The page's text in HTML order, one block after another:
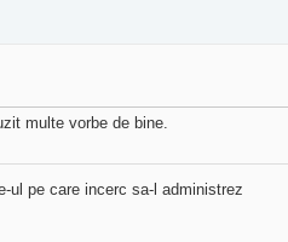
multe vorbe de bine.
ul pe care incerc sa-l administrez